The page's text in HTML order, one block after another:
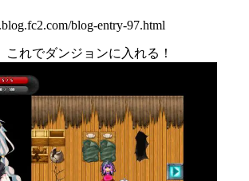
blog-entry-97.html
これでダンジョンに入れる！